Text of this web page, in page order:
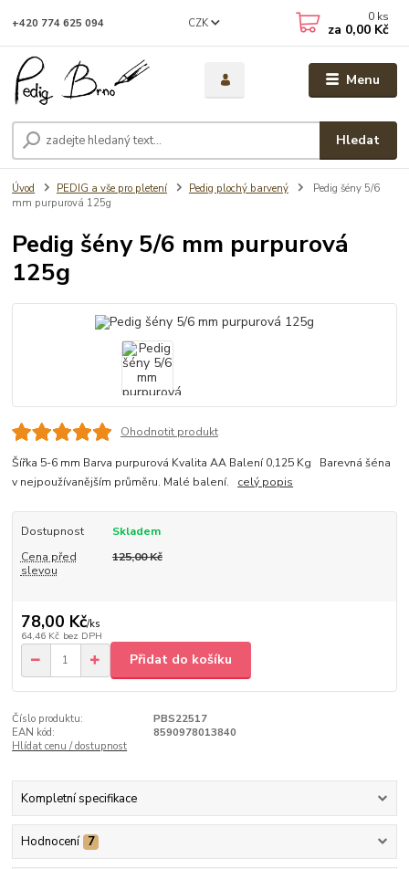
Menu
CZK
Hledat
+420 774 625 094 0 ks
za 0,00 Kč
Úvod PEDIG a vše pro pletení Pedig plochý barvený
Pedig šény 5/6
mm purpurová 125g
Pedig šény 5/6 mm purpurová
125g
Ohodnotit produkt
Šířka 5-6 mm Barva purpurová Kvalita AA Balení 0,125 Kg Barevná šéna
v nejpoužívanějším průměru. Malé balení. celý popis
Dostupnost
Skladem
Cena před
slevou
125,00 Kč
78,00 Kč/ks
64,46 Kč bez DPH
Přidat do košíku
Číslo produktu:
PBS22517
EAN kód:
8590978013840
Hlídat cenu / dostupnost
Kompletní specifikace
Hodnocení 7